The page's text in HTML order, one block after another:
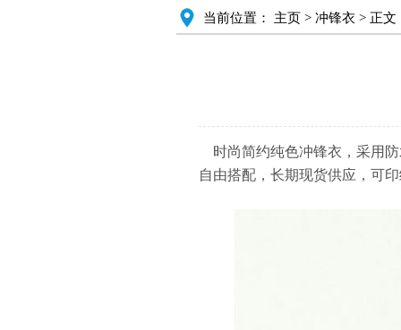
当前位置： 主页> 冲锋衣 > 正文
时尚简约纯色冲锋衣， 采用
自由搭配，长期现货供应，可